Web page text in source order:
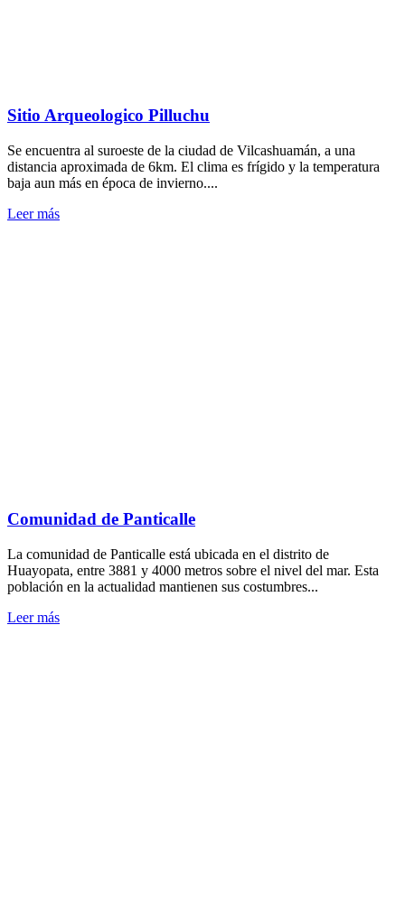
Sitio Arqueologico Pilluchu
Se encuentra al suroeste de la ciudad de Vilcashuamán, a una
distancia aproximada de 6km. El clima es frígido y la temperatura
baja aun más en época de invierno....
Leer más
Comunidad de Panticalle
La comunidad de Panticalle está ubicada en el distrito de
Huayopata, entre 3881 y 4000 metros sobre el nivel del mar. Esta
población en la actualidad mantienen sus costumbres...
Leer más